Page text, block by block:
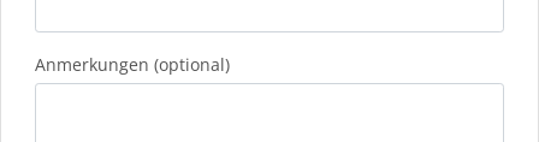
Anmerkungen (optional)